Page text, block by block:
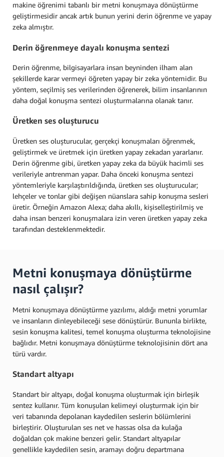
makine öğrenimi tabanlı bir metni konuşmaya dönüştürme
geliştirmesidir ancak artık bunun yerini derin öğrenme ve yapay
zeka almıştır.
Derin öğrenmeye dayalı konuşma sentezi
Derin öğrenme, bilgisayarlara insan beyninden ilham alan
şekillerde karar vermeyi öğreten yapay bir zeka yöntemidir. Bu
yöntem, seçilmiş ses verilerinden öğrenerek, bilim insanlarının
daha doğal konuşma sentezi oluşturmalarına olanak tanır.
Üretken ses oluşturucu
Üretken ses oluşturucular, gerçekçi konuşmaları öğrenmek,
geliştirmek ve üretmek için üretken yapay zekadan yararlanır.
Derin öğrenme gibi, üretken yapay zeka da büyük hacimli ses
verileriyle antrenman yapar. Daha önceki konuşma sentezi
yöntemleriyle karşılaştırıldığında, üretken ses oluşturucular;
lehçeler ve tonlar gibi değişen nüanslara sahip konuşma sesleri
üretir. Örneğin Amazon Alexa; daha akıllı, kişiselleştirilmiş ve
daha insan benzeri konuşmalara izin veren üretken yapay zeka
tarafından desteklenmektedir.
Metni konuşmaya dönüştürme
nasıl çalışır?
Metni konuşmaya dönüştürme yazılımı, aldığı metni yorumlar
ve insanların dinleyebileceği sese dönüştürür. Bununla birlikte,
sesin konuşma kalitesi, temel konuşma oluşturma teknolojisine
bağlıdır. Metni konuşmaya dönüştürme teknolojisinin dört ana
türü vardır.
Standart altyapı
Standart bir altyapı, doğal konuşma oluşturmak için birleşik
sentez kullanır. Tüm konuşulan kelimeyi oluşturmak için bir
veri tabanında depolanan kaydedilen seslerin bölümlerini
birleştirir. Oluşturulan ses net ve hassas olsa da kulağa
doğaldan çok makine benzeri gelir. Standart altyapılar
genellikle kaydedilen sesin, aramayı doğru departmana